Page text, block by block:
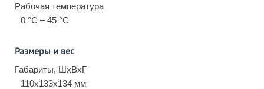
Рабочая температура
0 °C – 45 °C
Размеры и вес
Габариты, ШхВхГ
110х133х134 мм